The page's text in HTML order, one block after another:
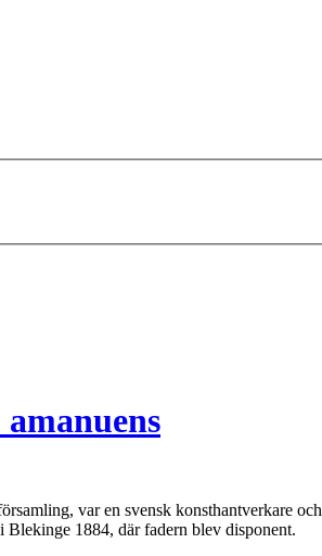
var en svensk konsthantverkare
1884, där fadern blev disponent.